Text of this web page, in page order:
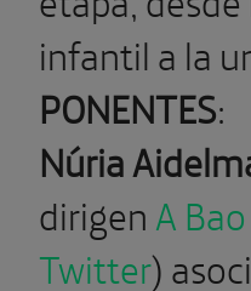
infantil a la
PONENTES:
Núria
dirigenA
Twitter)